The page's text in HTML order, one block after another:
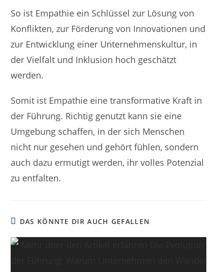
So ist Empathie ein Schlüssel zur Lösung von
Konflikten, zur Förderung von Innovationen und
zur Entwicklung einer Unternehmenskultur, in
der Vielfalt und Inklusion hoch geschätzt
werden.
Somit ist Empathie eine transformative Kraft in
der Führung. Richtig genutzt kann sie eine
Umgebung schaffen, in der sich Menschen
nicht nur gesehen und gehört fühlen, sondern
auch dazu ermutigt werden, ihr volles Potenzial
zu entfalten.
DAS KÖNNTE DIR AUCH GEFALLEN